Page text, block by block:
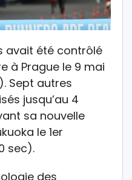
avait été contrôlé
à Prague le 9 mai
Sept autres
jusqu’au 4
sa nouvelle
le 1er
sec).
des